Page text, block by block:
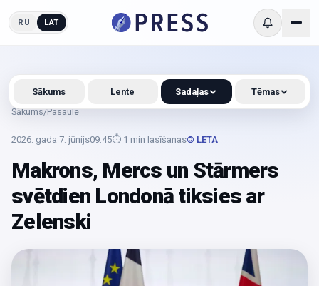
RU LAT
Sākums/Pasaule
2026. gada 7. jūnijs09:45⏱ 1 min lasīšanas© LETA
Makrons, Mercs un Stārmers
svētdien Londonā tiksies ar
Zelenski
Sākums Lente Sadaļas Tēmas